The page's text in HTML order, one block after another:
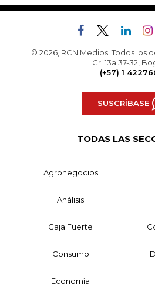
© 2026, RCN Medios. Todos los
Cr. 13a 37-32,
(+57) 1
SUSCRÍBASE
TODAS LAS
Agronegocios
Análisis
Caja Fuerte
Consumo
Economía